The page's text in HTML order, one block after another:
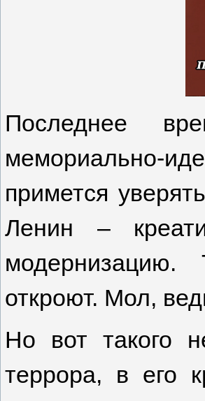
Последнее
мемориально-
примется
Ленин –
откроют. Мол,
Но вот такого
террора, в его